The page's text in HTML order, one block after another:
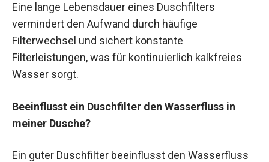
Eine lange Lebensdauer eines Duschfilters
vermindert den Aufwand durch häufige
Filterwechsel und sichert konstante
Filterleistungen, was für kontinuierlich kalkfreies
Wasser sorgt.
Beeinflusst ein Duschfilter den Wasserfluss in
meiner Dusche?
Ein guter Duschfilter beeinflusst den Wasserfluss